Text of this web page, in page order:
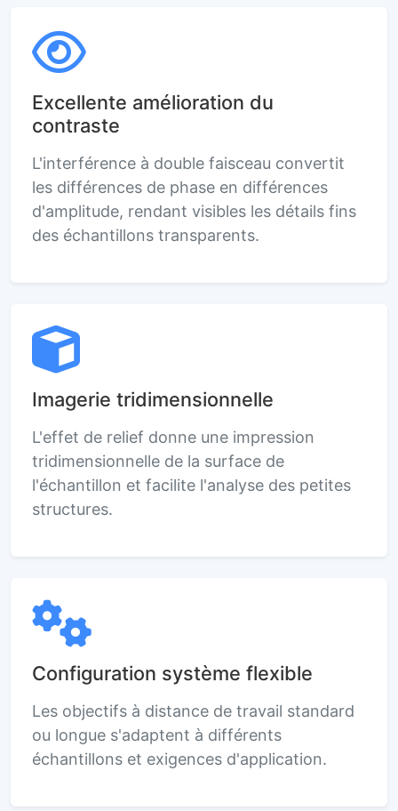
Excellente amélioration du
contraste
L'interférence à double faisceau convertit
les différences de phase en différences
d'amplitude, rendant visibles les détails fins
des échantillons transparents.
Imagerie tridimensionnelle
L'effet de relief donne une impression
tridimensionnelle de la surface de
l'échantillon et facilite l'analyse des petites
structures.
Configuration système flexible
Les objectifs à distance de travail standard
ou longue s'adaptent à différents
échantillons et exigences d'application.